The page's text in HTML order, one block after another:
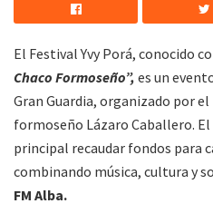
El Festival Yvy Porá, conocido
Chaco Formoseño”, es un
Gran Guardia, organizado por
formoseño Lázaro Caballero.
principal recaudar fondos para
combinando música, cultura y
FM Alba.